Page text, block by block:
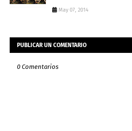
May 07, 2014
PUBLICAR UN COMENTARIO
0 Comentarios